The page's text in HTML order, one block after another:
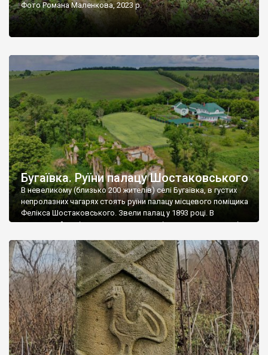
Фото Романа Маленкова, 2023 р.
Бугаївка. Руїни палацу Шостаковського
В невеликому (близько 200 жителів) селі Бугаївка, в густих
непролазних чагарях стоять руїни палацу місцевого поміщика
Фелікса Шостаковського. Звели палац у 1893 році. В
радянський період у ньому спочатку містилася школа, потім
століття тут розмістили туберкульозну лікарню. Коли із
палацу виїхала лікарня – ми точно не […]